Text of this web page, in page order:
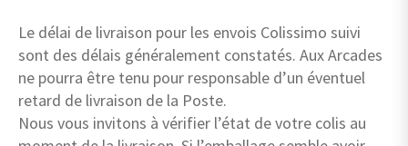
Le délai de livraison pour les envois Colissimo suivi
sont des délais généralement constatés. Aux Arcades
ne pourra être tenu pour responsable d’un éventuel
retard de livraison de la Poste.
Nous vous invitons à vérifier l’état de votre colis au